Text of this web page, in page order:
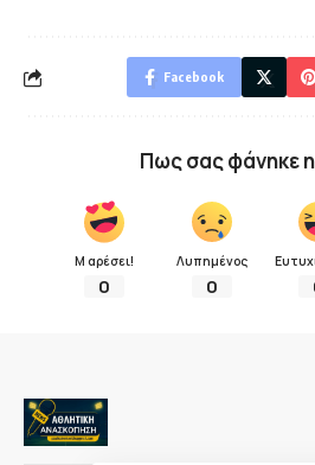
Facebook
Πως σας φάνηκε
Μ αρέσει!
0
Λυπημένος
0